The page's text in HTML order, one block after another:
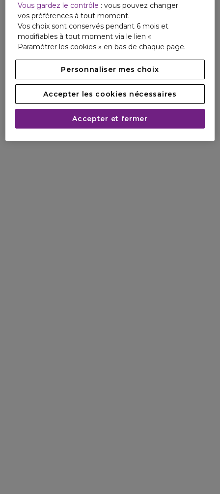
Vous gardez le contrôle : vous pouvez changer
vos préférences à tout moment.
Vos choix sont conservés pendant 6 mois et
modifiables à tout moment via le lien «
Paramétrer les cookies » en bas de chaque page.
Personnaliser mes choix
Accepter les cookies nécessaires
Accepter et fermer